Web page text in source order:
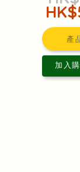
產
加入